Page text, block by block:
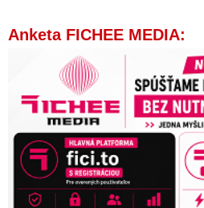
Anketa FICHEE MEDIA: